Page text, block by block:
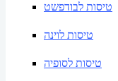
טיסות לבודפשט
טיסות לוינה
טיסות לסופיה